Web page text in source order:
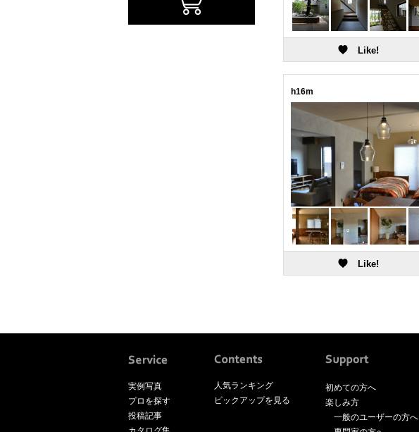
h16m
実例写真
プロを探す
投稿記事
人気ランキング
ピックアップを見る
初めての方へ
楽しみ方
一般のユーザーの方へ